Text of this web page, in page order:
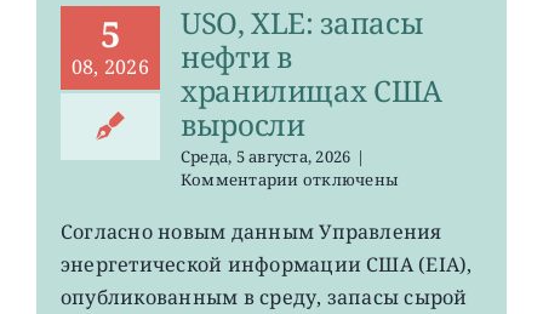
5
08, 2026
USO, XLE: запасы
нефти в
хранилищах США
выросли
Среда, 5 августа, 2026 |
Комментариик
USO,
запасы
нефти
отключены
Согласно новым данным Управления
энергетической информации США (EIA),
опубликованным в среду, запасы сырой